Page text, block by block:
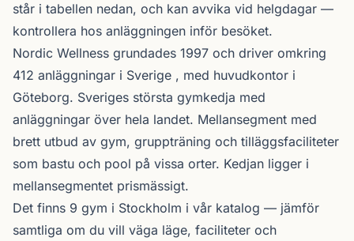
står i tabellen nedan, och kan avvika vid helgdagar —
kontrollera hos anläggningen inför besöket.
Nordic Wellness grundades 1997 och driver omkring
412 anläggningar i Sverige , med huvudkontor i
Göteborg. Sveriges största gymkedja med
anläggningar över hela landet. Mellansegment med
brett utbud av gym, gruppträning och tilläggsfaciliteter
som bastu och pool på vissa orter. Kedjan ligger i
mellansegmentet prismässigt.
Det finns 9 gym i Stockholm i vår katalog — jämför
samtliga om du vill väga läge, faciliteter och